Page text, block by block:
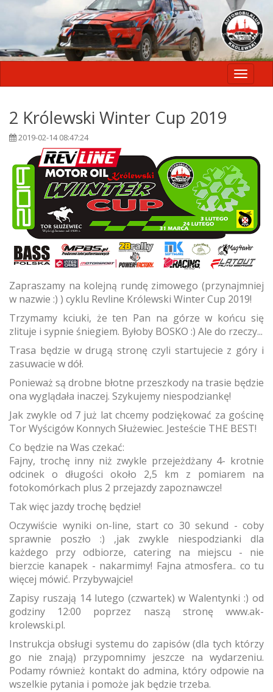
Toggle
2 Królewski Winter Cup 2019
2019-02-14 08:47:24
Zapraszamy na kolejną rundę zimowego (przynajmniej
w nazwie :) ) cyklu Revline Królewski Winter Cup 2019!
Trzymamy kciuki, że ten Pan na górze w końcu się
zlituje i sypnie śniegiem. Byłoby BOSKO :) Ale do rzeczy...
Trasa będzie w drugą stronę czyli startujecie z góry i
zasuwacie w dół.
Ponieważ są drobne błotne przeszkody na trasie będzie
ona wyglądała inaczej. Szykujemy niespodziankę!
Jak zwykle od 7 już lat chcemy podziękować za gościnę
Tor Wyścigów Konnych Służewiec. Jesteście THE BEST!
Co będzie na Was czekać:
Fajny, trochę inny niż zwykle przejeżdżany 4- krotnie
odcinek o długości około 2,5 km z pomiarem na
fotokomórkach plus 2 przejazdy zapoznawcze!
Tak więc jazdy trochę będzie!
Oczywiście wyniki on-line, start co 30 sekund - coby
sprawnie poszło :) ,jak zwykle niespodzianki dla
każdego przy odbiorze, catering na miejscu - nie
bierzcie kanapek - nakarmimy! Fajna atmosfera.. co tu
więcej mówić. Przybywajcie!
Zapisy ruszają 14 lutego (czwartek) w Walentynki :) od
godziny 12:00 poprzez naszą stronę www.ak-
krolewski.pl.
Instrukcja obsługi systemu do zapisów (dla tych którzy
go nie znają) przypomnimy jeszcze na wydarzeniu.
Podamy również kontakt do admina, który odpowie na
wszelkie pytania i pomoże jak będzie trzeba.